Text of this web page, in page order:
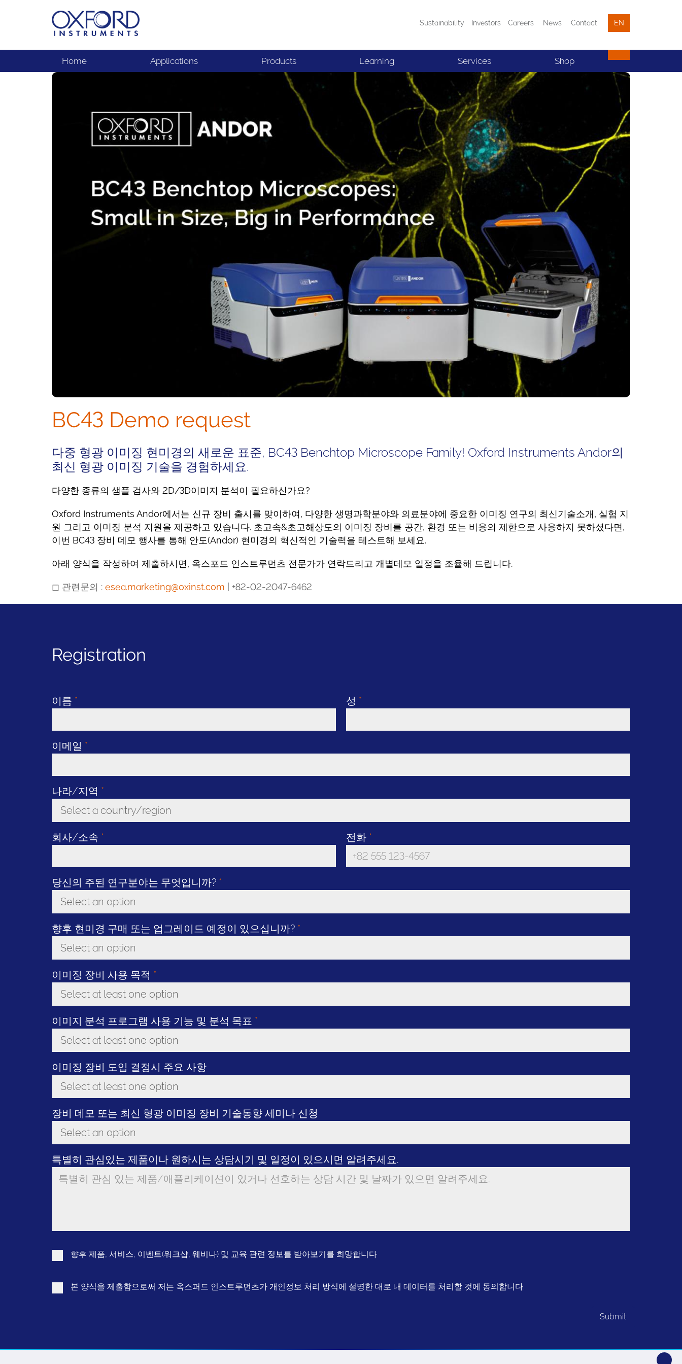
Sustainability Investors Careers News Contact EN
Home Applications Products Learning Services Shop
BC43 Demo request
다중 형광 이미징 현미경의 새로운 표준, BC43 Benchtop Microscope Family! Oxford Instruments Andor의
최신 형광 이미징 기술을 경험하세요.
다양한 종류의 샘플 검사와 2D/3D이미지 분석이 필요하신가요?
Oxford Instruments Andor에서는 신규 장비 출시를 맞이하여, 다양한 생명과학분야와 의료분야에 중요한 이미징 연구의 최신기술소개, 실험 지
원 그리고 이미징 분석 지원을 제공하고 있습니다. 초고속&초고해상도의 이미징 장비를 공간, 환경 또는 비용의 제한으로 사용하지 못하셨다면,
이번 BC43 장비 데모 행사를 통해 안도(Andor) 현미경의 혁신적인 기술력을 테스트해 보세요.
아래 양식을 작성하여 제출하시면, 옥스포드 인스트루먼츠 전문가가 연락드리고 개별데모 일정을 조율해 드립니다.
◻ 관련문의 : esea.marketing@oxinst.com | +82-02-2047-6462
Registration
이름 * 성 *
이메일 *
나라/지역 *
Select a country/region
Toggle Dropdown
회사/소속 * 전화 *
당신의 주된 연구분야는 무엇입니까? *
Select an option
Toggle Dropdown
향후 현미경 구매 또는 업그레이드 예정이 있으십니까? *
Select an option
Toggle Dropdown
이미징 장비 사용 목적 *
Select at least one option
Toggle Dropdown
이미지 분석 프로그램 사용 기능 및 분석 목표 *
Select at least one option
Toggle Dropdown
이미징 장비 도입 결정시 주요 사항
Select at least one option
Toggle Dropdown
장비 데모 또는 최신 형광 이미징 장비 기술동향 세미나 신청
Select an option
Toggle Dropdown
특별히 관심있는 제품이나 원하시는 상담시기 및 일정이 있으시면 알려주세요.
향후 제품, 서비스, 이벤트(워크샵, 웨비나) 및 교육 관련 정보를 받아보기를 희망합니다
본 양식을 제출함으로써 저는 옥스퍼드 인스트루먼츠가 개인정보 처리 방식에 설명한 대로 내 데이터를 처리할 것에 동의합니다.